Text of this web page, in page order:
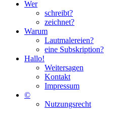
Wer
schreibt?
zeichnet?
Warum
Lautmalereien?
eine Subskription?
Hallo!
Weitersagen
Kontakt
Impressum
©
Nutzungsrecht